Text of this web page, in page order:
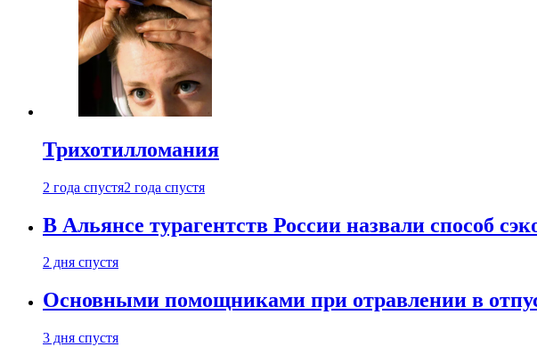
Трихотилломания
2 года спустя2 года спустя
В Альянсе турагентств России назвали способ
2 дня спустя
Основными помощниками при отравлении в
3 дня спустя